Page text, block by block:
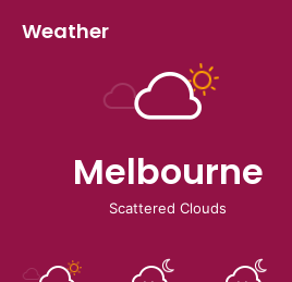
Weather
Melbourne
Scattered Clouds